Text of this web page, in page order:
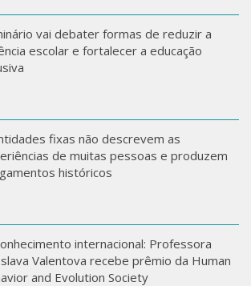
vai debater formas de reduzir a
escolar e fortalecer a educação
fixas não descrevem as
de muitas pessoas e produzem
históricos
internacional: Professora
Valentova recebe prêmio da Human
and Evolution Society